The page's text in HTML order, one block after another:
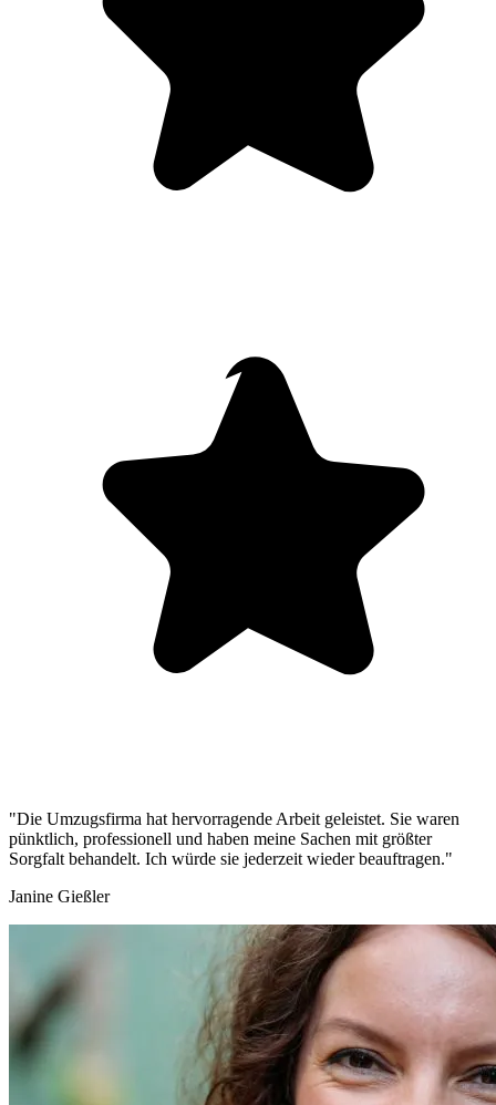
"Die Umzugsfirma hat hervorragende Arbeit geleistet. Sie waren
pünktlich, professionell und haben meine Sachen mit größter
Sorgfalt behandelt. Ich würde sie jederzeit wieder beauftragen."
Janine Gießler